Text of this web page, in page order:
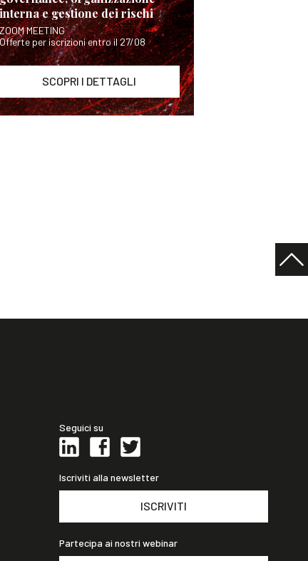
e gestione dei rischi
MEETING
per iscrizioni entro il 27/08
SCOPRI I DETTAGLI
Seguici su
Iscriviti alla newsletter
ISCRIVITI
Partecipa ai nostri webinar